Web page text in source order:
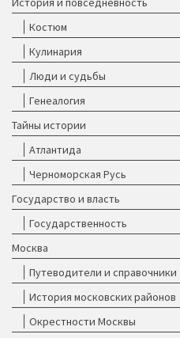
Костюм
Кулинария
Люди и судьбы
Генеалогия
Тайны истории
Атлантида
Черноморская Русь
Государство и власть
Государственность
Москва
Путеводители и справочники
История московских районов
Окрестности Москвы